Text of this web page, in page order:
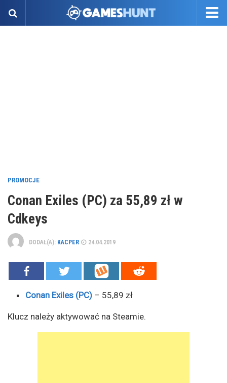
PROMOCJE
Conan Exiles (PC) za 55,89 zł w
Cdkeys
DODAŁ(A): KACPER 24.04.2019
Conan Exiles (PC) – 55,89 zł
Klucz należy aktywować na Steamie.